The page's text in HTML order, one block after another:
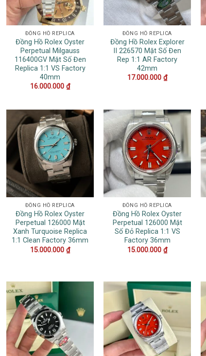
ĐỒNG HỒ REPLICA
Đồng Hồ Rolex Oyster
Perpetual Milgauss
116400GV Mặt Số Đen
Replica 1:1 VS Factory
40mm
16.000.000 ₫
ĐỒNG HỒ REPLICA
Đồng Hồ Rolex Explorer
II 226570 Mặt Số Đen
Rep 1:1 AR Factory
42mm
17.000.000 ₫
ĐỒNG HỒ REPLICA
Đồng Hồ Rolex Oyster
Perpetual 126000 Mặt
Xanh Turquoise Replica
1:1 Clean Factory 36mm
15.000.000 ₫
ĐỒNG HỒ REPLICA
Đồng Hồ Rolex Oyster
Perpetual 126000 Mặt
Số Đỏ Replica 1:1 VS
Factory 36mm
15.000.000 ₫